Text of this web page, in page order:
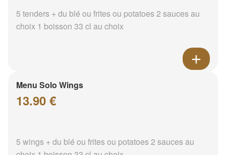
5 tenders + du blé ou frites ou potatoes 2 sauces au
choix 1 boisson 33 cl au choix
Menu Solo Wings
13.90 €
5 wings + du blé ou frites ou potatoes 2 sauces au